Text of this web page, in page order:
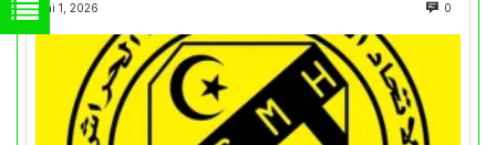
Mai 1, 2026 0